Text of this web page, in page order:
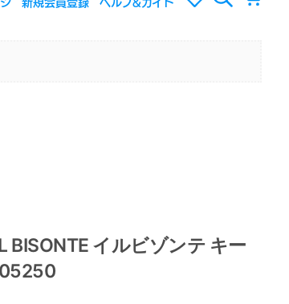
BISONTE イルビゾンテ キー